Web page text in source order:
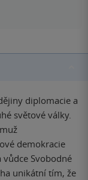
diplomacie a
světové války.
demokracie
Svobodné
unikátní tím, že